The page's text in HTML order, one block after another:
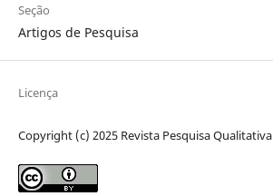
Seção
Artigos de Pesquisa
Licença
Copyright (c) 2025 Revista Pesquisa Qualitativa